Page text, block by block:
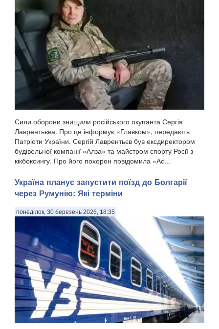
Сили оборони знищили російського окупанта Сергія
Лаврентьєва. Про це інформує «Главком», передають
Патріоти України. Сергій Лаврентьєв був ексдиректором
будівельної компанії «Алза» та майстром спорту Росії з
кікбоксингу. Про його похорон повідомила «Ас...
Україна планує запустити поїзд до Болгарії
через Румунію: Які терміни
понеділок, 30 березень 2026, 18:35